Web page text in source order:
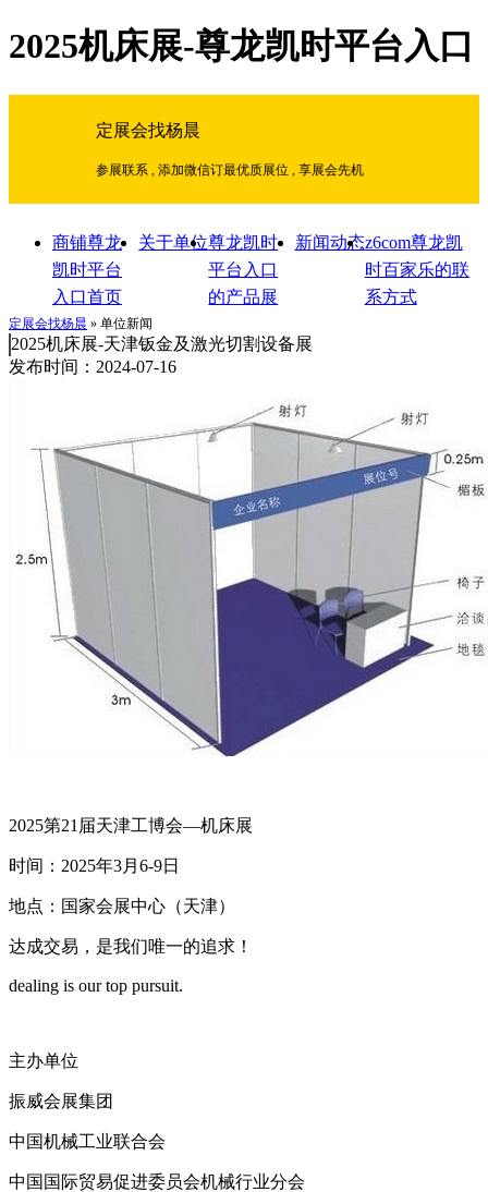
2025机床展-尊龙凯时平台入口
定展会找杨晨
参展联系 , 添加微信订最优质展位 , 享展会先机
商铺尊龙
凯时平台
入口首页
关于单位尊龙凯时
平台入口
的产品展
新闻动态z6com尊龙凯
时百家乐的联
系方式
定展会找杨晨 » 单位新闻
2025机床展-天津钣金及激光切割设备展
发布时间：2024-07-16
2025第21届天津工博会—机床展
时间：2025年3月6-9日
地点：国家会展中心（天津）
达成交易，是我们唯一的追求！
dealing is our top pursuit.
主办单位
振威会展集团
中国机械工业联合会
中国国际贸易促进委员会机械行业分会